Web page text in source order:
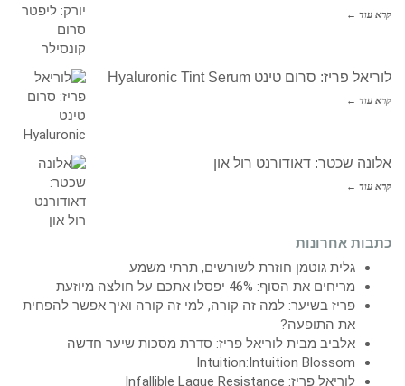
קרא עוד ←
לוריאל פריז: סרום טינט Hyaluronic Tint Serum
קרא עוד ←
אלונה שכטר: דאודורנט רול און
קרא עוד ←
כתבות אחרונות
גלית גוטמן חוזרת לשורשים, תרתי משמע
מריחים את הסוף: 46% יפסלו אתכם על חולצה מיוזעת
פריז בשיער: למה זה קורה, למי זה קורה ואיך אפשר להפחית
את התופעה?
אלביב מבית לוריאל פריז: סדרת מסכות שיער חדשה
Intuition:Intuition Blossom
לוריאל פריז: Infallible Laque Resistance